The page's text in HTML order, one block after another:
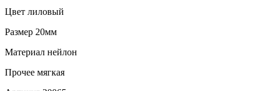
Цвет лиловый
Размер 20мм
Материал нейлон
Прочее мягкая